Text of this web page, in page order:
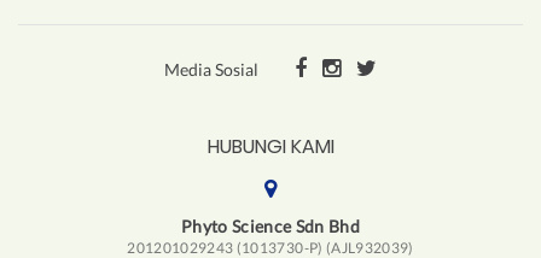
Media Sosial
HUBUNGI KAMI
Phyto Science Sdn Bhd
201201029243 (1013730-P) (AJL932039)